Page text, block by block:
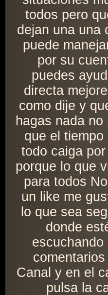
todos pero
dejan una una
puede
por su
puedes
directa
como dije y
hagas nada
que el
todo caiga
porque lo que
para todos
un like me
lo que sea
donde
Canal y en el
pulsa la